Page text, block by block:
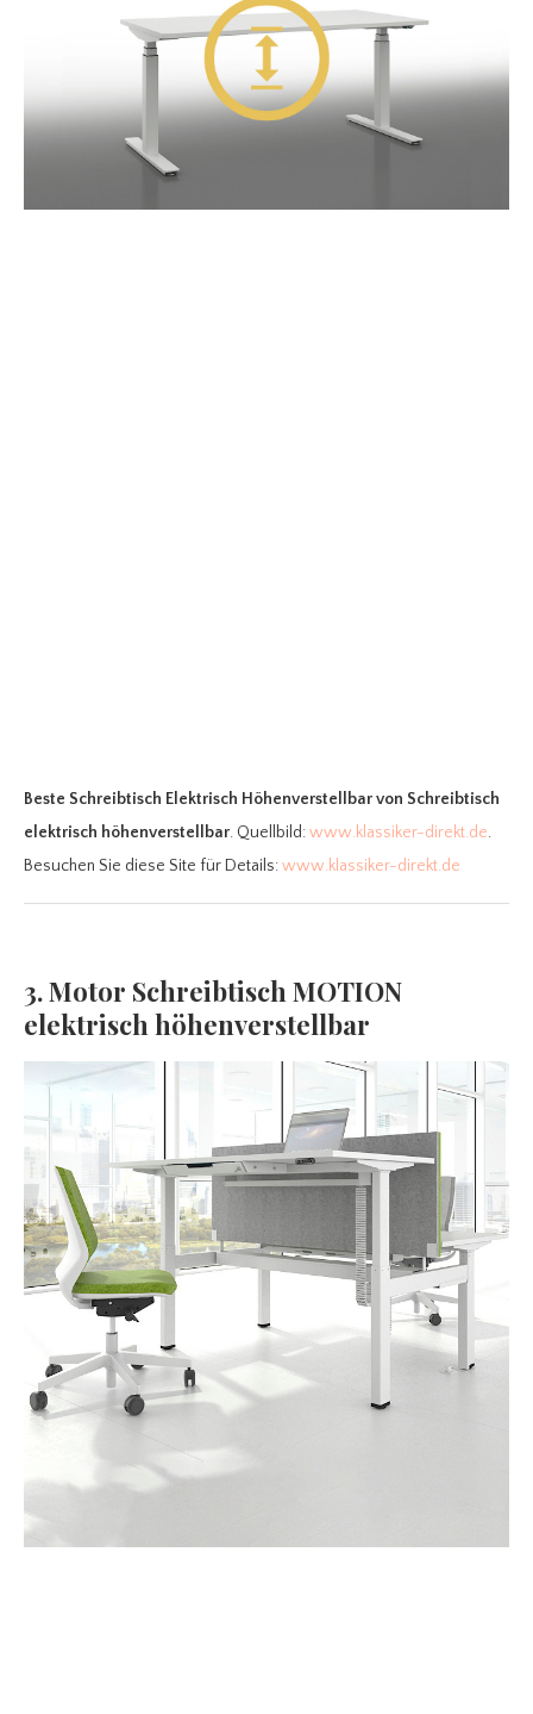
Beste Schreibtisch Elektrisch Höhenverstellbarvon Schreibtisch
elektrisch höhenverstellbar. Quellbild:www.klassiker-direkt.de.
Besuchen Sie diese Site für Details:www.klassiker-direkt.de
3. Motor Schreibtisch MOTION
elektrisch höhenverstellbar